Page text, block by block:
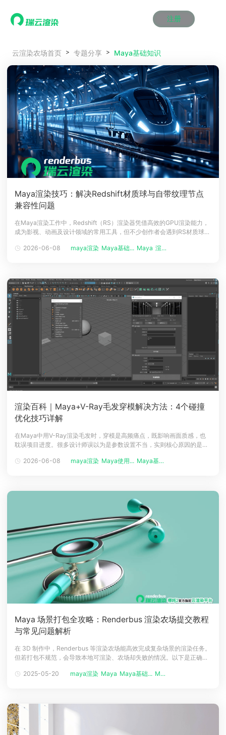
注册
产品服务
效果图渲染
云制作
云渲染管理系统
瑞兔百宝箱
AI视频插帧
效果图渲染
云制作
云渲染管理系统
瑞兔百宝箱
AI视频插帧
效果图渲染
云制作
云渲染管理系统
瑞兔百宝箱
AI视频插帧
效果图渲染
云制作
云渲染管理系统
瑞兔百宝箱
AI视频插帧
效果图渲染
云制作
云渲染管理系统
瑞兔百宝箱
AI视频插帧
效果图渲染
云制作
云渲染管理系统
瑞兔百宝箱
AI视频插帧
解决方案
Maya云渲染方案
3ds Max云渲染方案
Cinema 4D云渲染方案
Blender 云渲染方案
Maya AI渲染方案
Maya云渲染方案
3ds Max云渲染方案
Cinema 4D云渲染方案
Blender 云渲染方案
Maya AI渲染方案
Maya云渲染方案
3ds Max云渲染方案
Cinema 4D云渲染方案
Blender 云渲染方案
Maya AI渲染方案
Maya云渲染方案
3ds Max云渲染方案
Cinema 4D云渲染方案
Blender 云渲染方案
Maya AI渲染方案
Maya云渲染方案
3ds Max云渲染方案
Cinema 4D云渲染方案
Blender 云渲染方案
Maya AI渲染方案
Maya云渲染方案
3ds Max云渲染方案
Cinema 4D云渲染方案
Blender 云渲染方案
Maya AI渲染方案
价格
动画价格
效果图价格
云制作价格
动画价格
效果图价格
云制作价格
动画价格
效果图价格
云制作价格
动画价格
效果图价格
云制作价格
动画价格
效果图价格
云制作价格
动画价格
效果图价格
云制作价格
案例
资讯&赛事
新闻资讯
渲染百科
渲染大赛
泛CG交流会
新闻资讯
渲染百科
渲染大赛
泛CG交流会
新闻资讯
渲染百科
渲染大赛
泛CG交流会
新闻资讯
渲染百科
渲染大赛
泛CG交流会
新闻资讯
渲染百科
渲染大赛
泛CG交流会
新闻资讯
渲染百科
渲染大赛
泛CG交流会
特惠专区
青云平台
教育优惠
青云平台
教育优惠
青云平台
教育优惠
青云平台
教育优惠
青云平台
教育优惠
青云平台
教育优惠
登录
云渲染农场首页 专题分享 Maya基础知识
Maya渲染技巧：解决Redshift材质球与自带纹理节点
兼容性问题
在Maya渲染工作中，Redshift（RS）渲染器凭借高效的GPU渲染能力，
成为影视、动画及设计领域的常用工具，但不少创作者会遇到RS材质球无
瑞云渲染农场结合多年行业实操经验，为大家科普精准解决该兼容性问题
2026-06-08 maya渲染 Maya基础... Maya 渲染农场
渲染百科｜Maya+V-Ray毛发穿模解决方法：4个碰撞
优化技巧详解
在Maya中用V-Ray渲染毛发时，穿模是高频痛点，既影响画面质感，也
耽误项目进度。很多设计师误以为是参数设置不当，实则核心原因的是：
年影视级渲染服务经验，整理4个实用优化方法，帮你快速解决毛发穿模
2026-06-08 maya渲染 Maya使用... Maya基础...
Maya 场景打包全攻略：Renderbus 渲染农场提交教程
与常见问题解析
在 3D 制作中，Renderbus 等渲染农场能高效完成复杂场景的渲染任务。
但若打包不规范，会导致本地可渲染、农场却失败的情况。以下是正确打
集资产&bull; 在 Maya 中打开场景文件，检查所有模型、材质、纹理、动
2025-05-20 maya渲染 Maya Maya基础... Maya使用...